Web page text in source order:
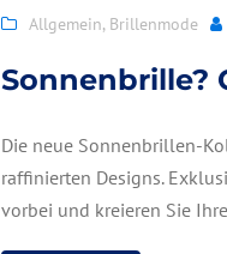
Allgemein, Brillenmode
Sonnenbrille?
Die neue Sonnenbrillen-
raffinierten Designs.
vorbei und kreieren Sie